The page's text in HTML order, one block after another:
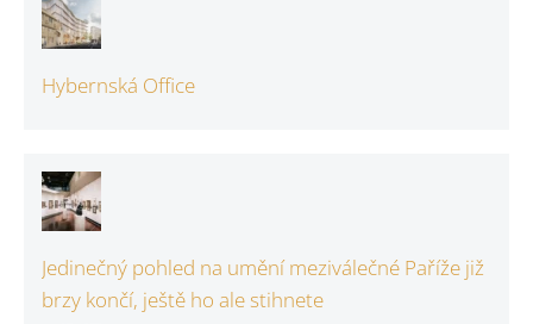
Hybernská Office
Jedinečný pohled na umění meziválečné Paříže již
brzy končí, ještě ho ale stihnete